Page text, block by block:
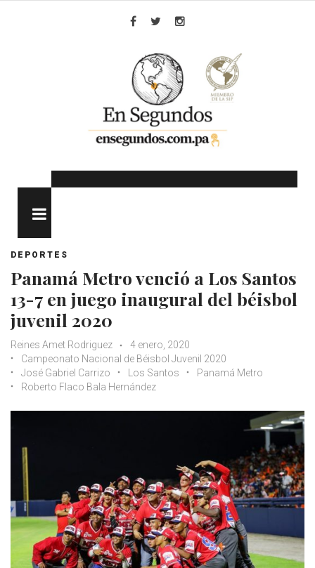
DEPORTES
Panamá Metro venció a Los Santos
13-7 en juego inaugural del béisbol
juvenil 2020
Reines Amet Rodriguez
4 enero, 2020
Campeonato Nacional de Béisbol Juvenil 2020
José Gabriel Carrizo
Los Santos
Panamá Metro
Roberto Flaco Bala Hernández